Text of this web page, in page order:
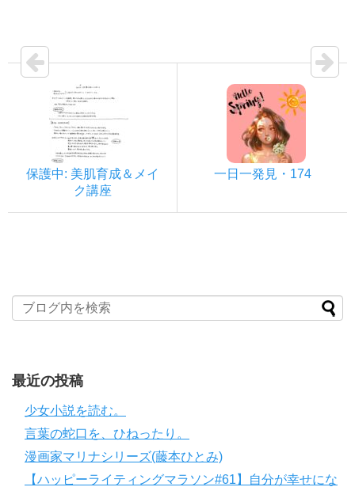
保護中: 美肌育成＆メイ
ク講座
一日一発見・174
最近の投稿
少女小説を読む。
言葉の蛇口を、ひねったり。
漫画家マリナシリーズ(藤本ひとみ)
【ハッピーライティングマラソン#61】自分が幸せにな